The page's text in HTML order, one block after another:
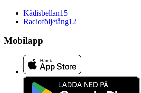
Kådisbellan15
Radioföljetång12
Mobilapp